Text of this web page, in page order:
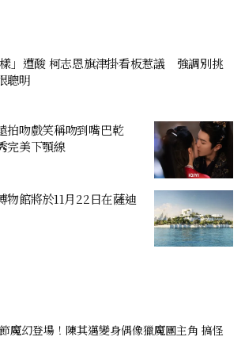
」遭酸 柯志恩旗津掛看板惹議 強調別挑
聰明
拍吻戲笑稱吻到嘴巴乾
完美下顎線
物館將於11月22日在薩迪
魔幻登場！陳其邁變身偶像獵魔團主角 搞怪